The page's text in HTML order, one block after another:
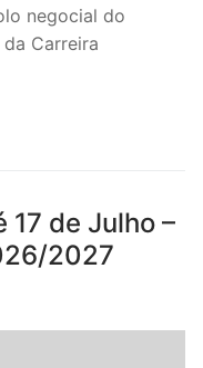
negocial do
Carreira
de Julho –
2027